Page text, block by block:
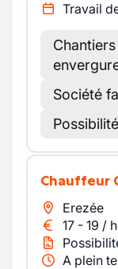
Travail
Société
Chauffeur
Erezée
17 - 19 /
A plein